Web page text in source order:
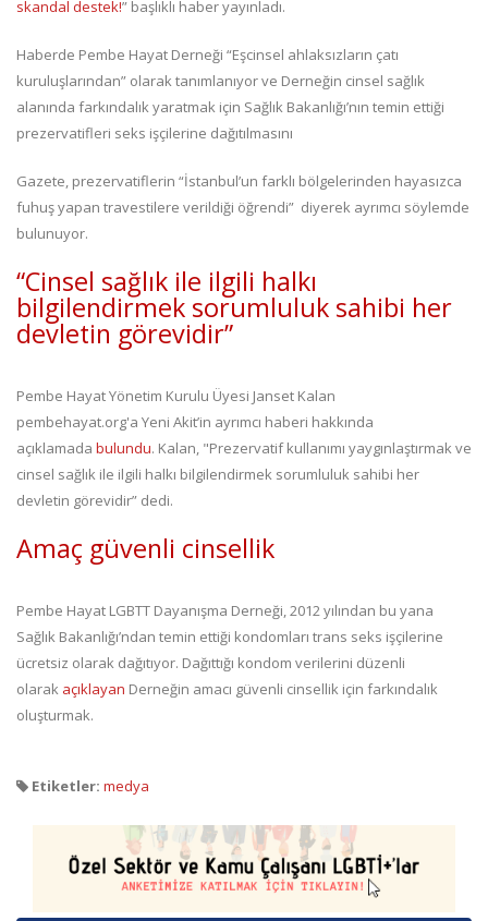
skandal destek!” başlıklı haber yayınladı.
Haberde Pembe Hayat Derneği “Eşcinsel ahlaksızların çatı
kuruluşlarından” olarak tanımlanıyor ve Derneğin cinsel sağlık
alanında farkındalık yaratmak için Sağlık Bakanlığı’nın temin ettiği
prezervatifleri seks işçilerine dağıtılmasını
Gazete, prezervatiflerin “İstanbul’un farklı bölgelerinden hayasızca
fuhuş yapan travestilere verildiği öğrendi” diyerek ayrımcı söylemde
bulunuyor.
“Cinsel sağlık ile ilgili halkı
bilgilendirmek sorumluluk sahibi her
devletin görevidir”
Pembe Hayat Yönetim Kurulu Üyesi Janset Kalan
pembehayat.org'a Yeni Akit’in ayrımcı haberi hakkında
açıklamada bulundu. Kalan, "Prezervatif kullanımı yaygınlaştırmak ve
cinsel sağlık ile ilgili halkı bilgilendirmek sorumluluk sahibi her
devletin görevidir” dedi.
Amaç güvenli cinsellik
Pembe Hayat LGBTT Dayanışma Derneği, 2012 yılından bu yana
Sağlık Bakanlığı’ndan temin ettiği kondomları trans seks işçilerine
ücretsiz olarak dağıtıyor. Dağıttığı kondom verilerini düzenli
olarak açıklayan Derneğin amacı güvenli cinsellik için farkındalık
oluşturmak.
Etiketler: medya